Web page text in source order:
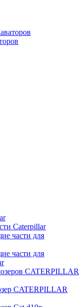
Caterpillar
части для
части для
CATERPILLAR
CATERPILLAR